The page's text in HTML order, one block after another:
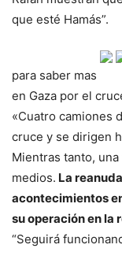
que esté Hamás”.
para saber mas
en Gaza por el
«Cuatro camiones
cruce y se dirigen
Mientras tanto,
medios. La
acontecimientos
su operación en la
“Seguirá